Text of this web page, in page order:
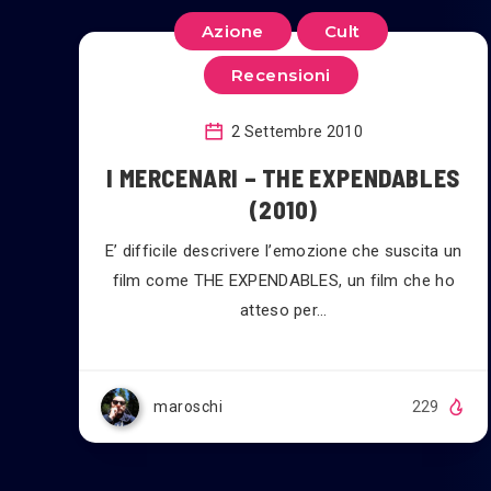
Azione Cult
Recensioni
2 Settembre 2010
I MERCENARI – THE EXPENDABLES
(2010)
E’ difficile descrivere l’emozione che suscita un
film come THE EXPENDABLES, un film che ho
atteso per…
maroschi 229